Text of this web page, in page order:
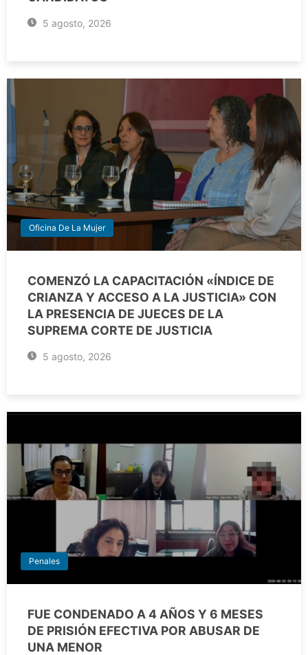
5 agosto, 2026
Oficina De La Mujer
COMENZÓ LA CAPACITACIÓN «ÍNDICE DE
CRIANZA Y ACCESO A LA JUSTICIA» CON
LA PRESENCIA DE JUECES DE LA
SUPREMA CORTE DE JUSTICIA
5 agosto, 2026
Penales
FUE CONDENADO A 4 AÑOS Y 6 MESES
DE PRISIÓN EFECTIVA POR ABUSAR DE
UNA MENOR